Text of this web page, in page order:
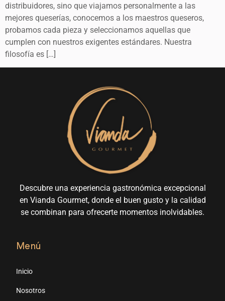
distribuidores, sino que viajamos personalmente a las
mejores queserías, conocemos a los maestros queseros,
probamos cada pieza y seleccionamos aquellas que
cumplen con nuestros exigentes estándares. Nuestra
filosofía es […]
Descubre una experiencia gastronómica excepcional
en Vianda Gourmet, donde el buen gusto y la calidad
se combinan para ofrecerte momentos inolvidables.
Menú
Inicio
Nosotros